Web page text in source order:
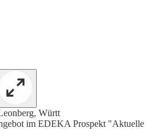
Württ
im EDEKA Prospekt "Aktuelle